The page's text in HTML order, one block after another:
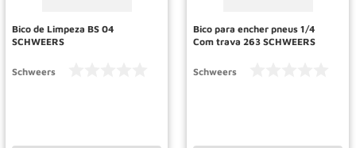
Bico de Limpeza BS 04
SCHWEERS
Schweers
Bico para encher pneus 1/4
Com trava 263 SCHWEERS
Schweers